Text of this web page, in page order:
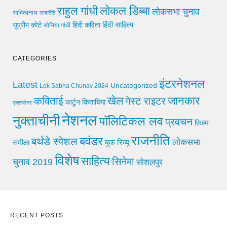
आदित्यनाथ राजनीति राहुल गांधीलोकल डिब्बा लोकसभा चुनाव
सुप्रीम कोर्ट सोनिया गांधी हिंदी कविता हिंदी साहित्य
CATEGORIES
Latest Lok Sabha Chunav 2024 Uncategorized इंटरनेशनल
एक्सप्लेनर कविताई कार्टून किताबिया खेलगेस्ट राइटरजानकार
नुक्ताचीनीनेशनलपॉलिटिकल लवप्रवचन फ़िल्म
समीक्षा बर्थडे स्पेशलबवंडर बुक रिव्यू राजनीति लोकसभा
चुनाव 2019 विशेषसाहित्यसिनेमा सोशलपुर
RECENT POSTS